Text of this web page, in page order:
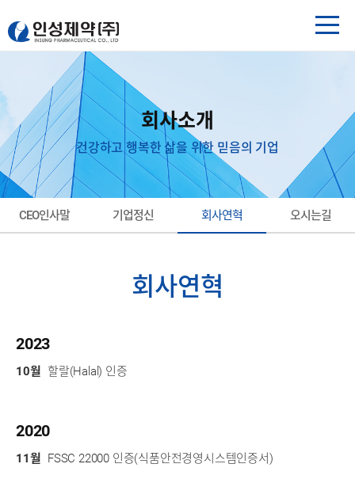
회사소개
건강하고 행복한 삶을 위한 믿음의 기업
CEO인사말 기업정신 회사연혁 오시는길
회사연혁
2023
10월 할랄(Halal) 인증
2020
11월 FSSC 22000 인증(식품안전경영시스템인증서)